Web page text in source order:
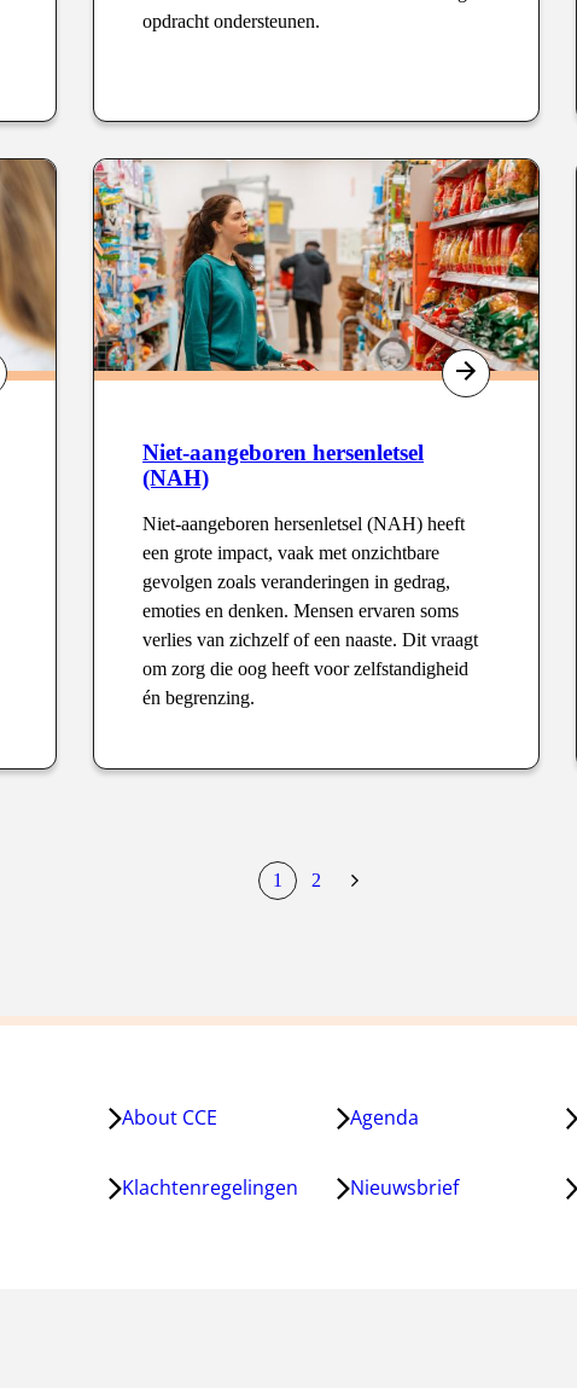
opdracht ondersteunen.
Niet-aangeboren hersenletsel
(NAH)
Niet-aangeboren hersenletsel (NAH) heeft
een grote impact, vaak met onzichtbare
gevolgen zoals veranderingen in gedrag,
emoties en denken. Mensen ervaren soms
verlies van zichzelf of een naaste. Dit vraagt
om zorg die oog heeft voor zelfstandigheid
én begrenzing.
Type
:
1huidige
2paginaVolgende
About CCE Agenda
Klachtenregelingen Nieuwsbrief